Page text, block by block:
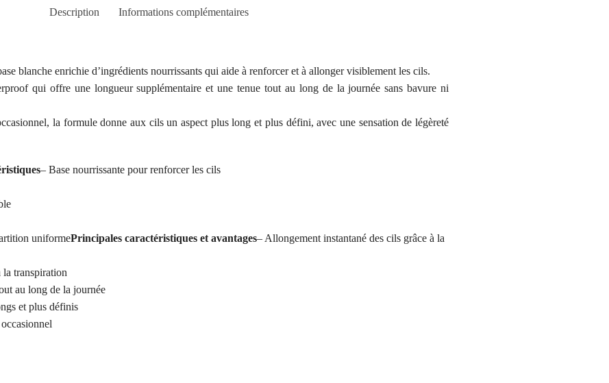
Description Informations complémentaires
blanche enrichie d’ingrédients nourrissants qui aide à renforcer et à allonger visiblement les cils.
qui offre une longueur supplémentaire et une tenue tout au long de la journée sans bavure ni
la formule donne aux cils un aspect plus long et plus défini, avec une sensation de légèreté
– Base nourrissante pour renforcer les cils
uniformePrincipales caractéristiques et avantages– Allongement instantané des cils grâce à la
la transpiration
au long de la journée
et plus définis